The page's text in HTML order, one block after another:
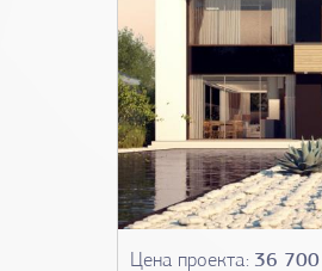
Цена проекта: 36 700